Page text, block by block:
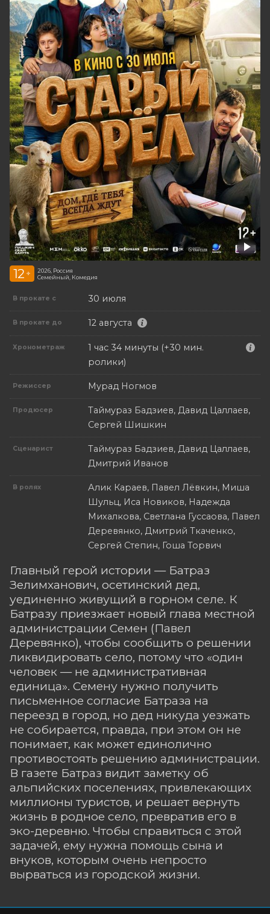
12 +
2026, Россия
Семейный, Комедия
В прокате с 30 июля
В прокате до 12 августа
Хронометраж
1 час 34 минуты (+30 мин.
ролики)
Режиссер Мурад Ногмов
Продюсер
Таймураз Бадзиев, Давид Цаллаев,
Сергей Шишкин
Сценарист
Таймураз Бадзиев, Давид Цаллаев,
Дмитрий Иванов
В ролях
Алик Караев, Павел Лёвкин, Миша
Шульц, Иса Новиков, Надежда
Михалкова, Светлана Гуссаова, Павел
Деревянко, Дмитрий Ткаченко,
Сергей Степин, Гоша Торвич
Главный герой истории — Батраз
Зелимханович, осетинский дед,
уединенно живущий в горном селе. К
Батразу приезжает новый глава местной
администрации Семен (Павел
Деревянко), чтобы сообщить о решении
ликвидировать село, потому что «один
человек — не административная
единица». Семену нужно получить
письменное согласие Батраза на
переезд в город, но дед никуда уезжать
не собирается, правда, при этом он не
понимает, как может единолично
противостоять решению администрации.
В газете Батраз видит заметку об
альпийских поселениях, привлекающих
миллионы туристов, и решает вернуть
жизнь в родное село, превратив его в
эко-деревню. Чтобы справиться с этой
задачей, ему нужна помощь сына и
внуков, которым очень непросто
вырваться из городской жизни.